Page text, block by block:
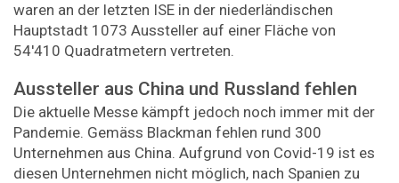
waren an der letzten ISE in der niederländischen
Hauptstadt 1073 Aussteller auf einer Fläche von
54'410 Quadratmetern vertreten.
Aussteller aus China und Russland fehlen
Die aktuelle Messe kämpft jedoch noch immer mit der
Pandemie. Gemäss Blackman fehlen rund 300
Unternehmen aus China. Aufgrund von Covid-19 ist es
diesen Unternehmen nicht möglich, nach Spanien zu